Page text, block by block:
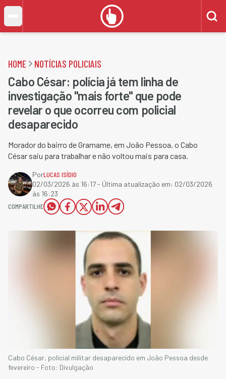
HOME NOTÍCIAS POLICIAIS
Cabo César: polícia já tem linha de
investigação "mais forte" que pode
revelar o que ocorreu com policial
desaparecido
Morador do bairro de Gramame, em João Pessoa, o Cabo
César saiu para trabalhar e não voltou mais para casa.
PorLUCAS ISÍDIO
02/03/2026 às 16:17- Última atualização em: 02/03/2026
às 16:23
COMPARTILHE
Cabo César, policial militar desaparecido em João Pessoa desde
fevereiro - Foto: Divulgação